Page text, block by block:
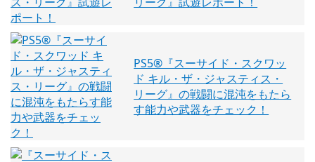
PS5®『スーサイド・スクワッ
ド キル・ザ・ジャスティス・
リーグ』の戦闘に混沌をもたら
す能力や武器をチェック！